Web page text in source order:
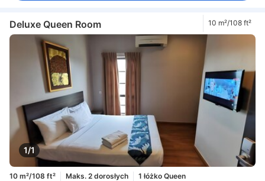
Deluxe Queen Room 10 m²/108 ft²
1/1
10 m²/108 ft² Maks. 2 dorosłych
1 łóżko Queen